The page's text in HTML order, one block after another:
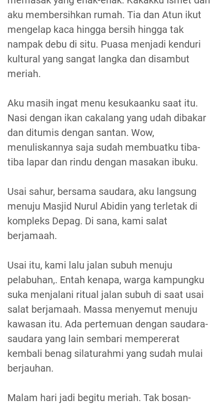
aku membersihkan rumah. Tia dan Atun ikut
mengelap kaca hingga bersih hingga tak
nampak debu di situ. Puasa menjadi kenduri
kultural yang sangat langka dan disambut
meriah.
Aku masih ingat menu kesukaanku saat itu.
Nasi dengan ikan cakalang yang udah dibakar
dan ditumis dengan santan. Wow,
menuliskannya saja sudah membuatku tiba-
tiba lapar dan rindu dengan masakan ibuku.
Usai sahur, bersama saudara, aku langsung
menuju Masjid Nurul Abidin yang terletak di
kompleks Depag. Di sana, kami salat
berjamaah.
Usai itu, kami lalu jalan subuh menuju
pelabuhan,. Entah kenapa, warga kampungku
suka menjalani ritual jalan subuh di saat usai
salat berjamaah. Massa menyemut menuju
kawasan itu. Ada pertemuan dengan saudara-
saudara yang lain sembari mempererat
kembali benag silaturahmi yang sudah mulai
berjauhan.
Malam hari jadi begitu meriah. Tak bosan-